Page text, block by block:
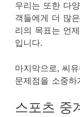
우리는 또한 다
객들에게 더 많
리의 목표는 언
입니다.
마지막으로, 씨
문제점을 소중하
스포츠 중